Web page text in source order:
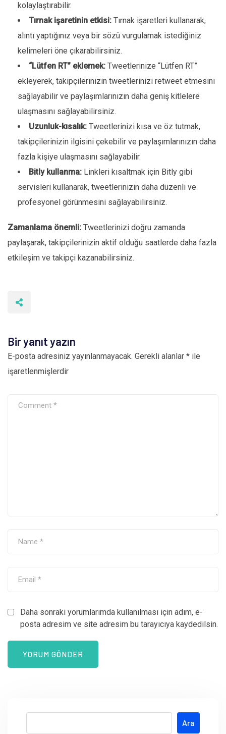
kolaylaştırabilir.
Tırnak işaretinin etkisi: Tırnak işaretleri kullanarak,
alıntı yaptığınız veya bir sözü vurgulamak istediğiniz
kelimeleri öne çıkarabilirsiniz.
“Lütfen RT” eklemek: Tweetlerinize “Lütfen RT”
ekleyerek, takipçilerinizin tweetlerinizi retweet etmesini
sağlayabilir ve paylaşımlarınızın daha geniş kitlelere
ulaşmasını sağlayabilirsiniz.
Uzunluk-kısalık: Tweetlerinizi kısa ve öz tutmak,
takipçilerinizin ilgisini çekebilir ve paylaşımlarınızın daha
fazla kişiye ulaşmasını sağlayabilir.
Bitly kullanma: Linkleri kısaltmak için Bitly gibi
servisleri kullanarak, tweetlerinizin daha düzenli ve
profesyonel görünmesini sağlayabilirsiniz.
Zamanlama önemli: Tweetlerinizi doğru zamanda
paylaşarak, takipçilerinizin aktif olduğu saatlerde daha fazla
etkileşim ve takipçi kazanabilirsiniz.
Bir yanıt yazın
E-posta adresiniz yayınlanmayacak. Gerekli alanlar * ile
işaretlenmişlerdir
Daha sonraki yorumlarımda kullanılması için adım, e-
posta adresim ve site adresim bu tarayıcıya kaydedilsin.
Ara